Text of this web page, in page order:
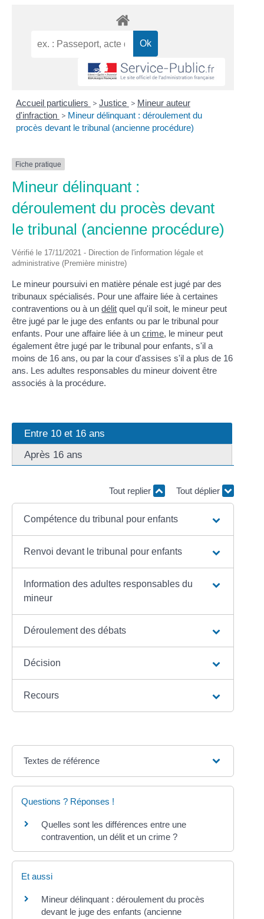
Accueil particuliers > Justice > Mineur auteur
d'infraction > Mineur délinquant : déroulement du
procès devant le tribunal (ancienne procédure)
Fiche pratique
Mineur délinquant :
déroulement du procès devant
le tribunal (ancienne procédure)
Vérifié le 17/11/2021 - Direction de l'information légale et
administrative (Première ministre)
Le mineur poursuivi en matière pénale est jugé par des
tribunaux spécialisés. Pour une affaire liée à certaines
contraventions ou à undélit quel qu'il soit, le mineur peut
être jugé par le juge des enfants ou par le tribunal pour
enfants. Pour une affaire liée à uncrime, le mineur peut
également être jugé par le tribunal pour enfants, s'il a
moins de 16 ans, ou par la cour d'assises s'il a plus de 16
ans. Les adultes responsables du mineur doivent être
associés à la procédure.
Entre 10 et 16 ans
Après 16 ans
Tout replier Tout déplier
Compétence du tribunal pour enfants
Renvoi devant le tribunal pour enfants
Information des adultes responsables du
mineur
Déroulement des débats
Décision
Recours
Textes de référence
Questions ? Réponses !
Quelles sont les différences entre une
contravention, un délit et un crime ?
Et aussi
Mineur délinquant : déroulement du procès
devant le juge des enfants (ancienne